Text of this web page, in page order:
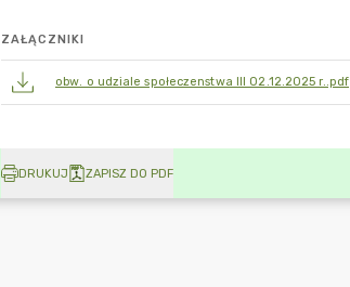
ZAŁĄCZNIKI
obw. o udziale społeczenstwa III 02.12.2025 r..pdf
DRUKUJ ZAPISZ DO PDF